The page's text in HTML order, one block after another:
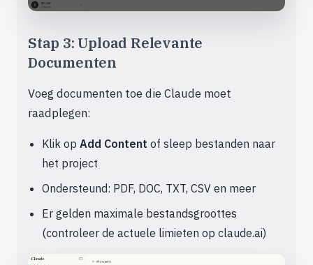
Stap 3: Upload Relevante
Documenten
Voeg documenten toe die Claude moet
raadplegen:
Klik op Add Content of sleep bestanden naar
het project
Ondersteund: PDF, DOC, TXT, CSV en meer
Er gelden maximale bestandsgroottes
(controleer de actuele limieten op claude.ai)